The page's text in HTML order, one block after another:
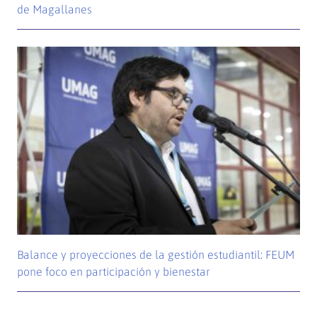
de Magallanes
Balance y proyecciones de la gestión estudiantil: FEUM
pone foco en participación y bienestar